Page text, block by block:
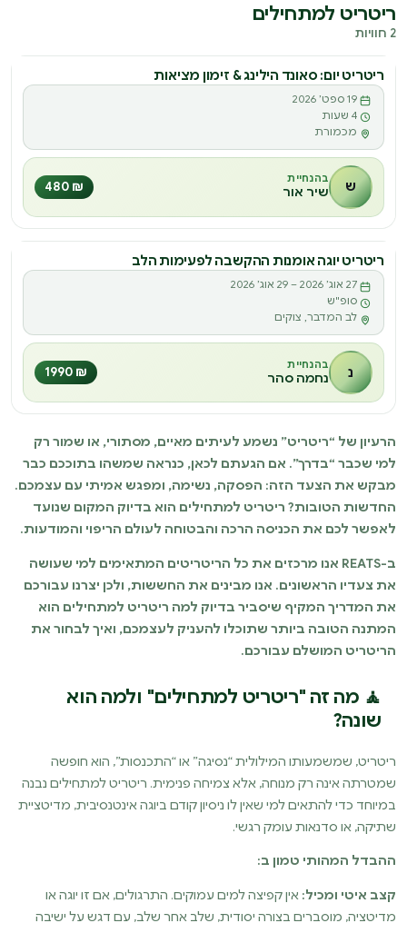
ריטריט למתחילים
2 חוויות
ריטריט
ר
ריטריט יום: סאונד הילינג & זימון מציאות
19 ספט׳ 2026
4 שעות
מכמורת
ש בהנחיית
שיר אור ₪ 480
ריטריט
ר
ריטריט יוגה אומנות ההקשבה לפעימות הלב
27 אוג׳ 2026 – 29 אוג׳ 2026
סופ"ש
לב המדבר, צוקים
נ בהנחיית
נחמה סהר ₪ 1990
הרעיון של “ריטריט” נשמע לעיתים מאיים, מסתורי, או שמור רק
למי שכבר “בדרך”. אם הגעתם לכאן, כנראה שמשהו בתוככם כבר
מבקש את הצעד הזה: הפסקה, נשימה, ומפגש אמיתי עם עצמכם.
החדשות הטובות? ריטריט למתחילים הוא בדיוק המקום שנועד
לאפשר לכם את הכניסה הרכה והבטוחה לעולם הריפוי והמודעות.
ב-REATS אנו מרכזים את כל הריטריטים המתאימים למי שעושה
את צעדיו הראשונים. אנו מבינים את החששות, ולכן יצרנו עבורכם
את המדריך המקיף שיסביר בדיוק למה ריטריט למתחילים הוא
המתנה הטובה ביותר שתוכלו להעניק לעצמכם, ואיך לבחור את
הריטריט המושלם עבורכם.
🧘 מה זה "ריטריט למתחילים" ולמה הוא
שונה?
ריטריט, שמשמעותו המילולית “נסיגה” או “התכנסות”, הוא חופשה
שמטרתה אינה רק מנוחה, אלא צמיחה פנימית. ריטריט למתחילים נבנה
במיוחד כדי להתאים למי שאין לו ניסיון קודם ביוגה אינטנסיבית, מדיטציית
שתיקה, או סדנאות עומק רגשי.
ההבדל המהותי טמון ב:
קצב איטי ומכיל: אין קפיצה למים עמוקים. התרגולים, אם זו יוגה או
מדיטציה, מוסברים בצורה יסודית, שלב אחר שלב, עם דגש על ישיבה